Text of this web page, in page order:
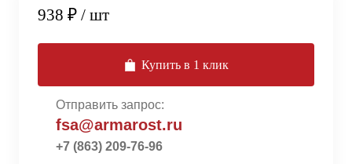
938 ₽ / шт
Купить в 1 клик
Отправить запрос:
fsa@armarost.ru
+7 (863) 209-76-96